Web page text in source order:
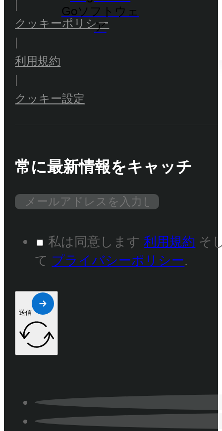
Goソフトウェ
ア
|
クッキーポリシー
|
利用規約
|
クッキー設定
常に最新情報をキャッチ
私は同意します利用規約 そ
て プライバシーポリシー.
送信